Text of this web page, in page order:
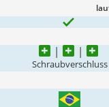
Schraubverschluss